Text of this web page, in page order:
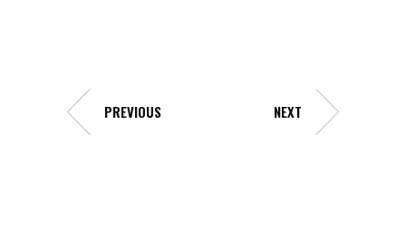
PREVIOUS NEXT